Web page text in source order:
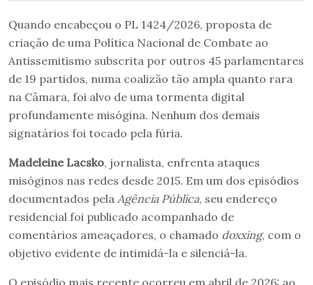
Quando encabeçou o PL 1424/2026, proposta de
criação de uma Política Nacional de Combate ao
Antissemitismo subscrita por outros 45 parlamentares
de 19 partidos, numa coalizão tão ampla quanto rara
na Câmara, foi alvo de uma tormenta digital
profundamente misógina. Nenhum dos demais
signatários foi tocado pela fúria.
Madeleine Lacsko, jornalista, enfrenta ataques
misóginos nas redes desde 2015. Em um dos episódios
documentados pela Agência Pública, seu endereço
residencial foi publicado acompanhado de
comentários ameaçadores, o chamado doxxing, com o
objetivo evidente de intimidá-la e silenciá-la.